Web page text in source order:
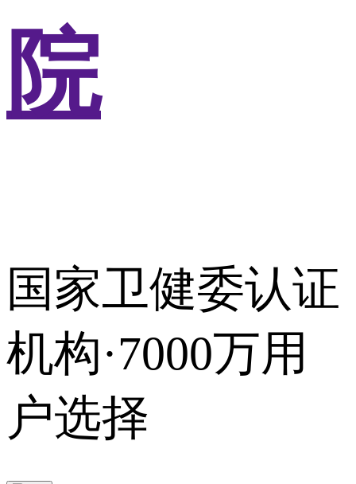
院
国家卫健委认证
机构·7000万用
户选择